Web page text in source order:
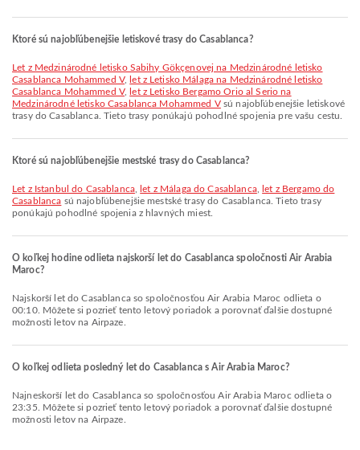
Ktoré sú najobľúbenejšie letiskové trasy do Casablanca?
let z Medzinárodné letisko Sabihy Gökçenovej na Medzinárodné letisko
Casablanca Mohammed V,
let z Letisko Málaga na Medzinárodné letisko
Casablanca Mohammed V,
let z Letisko Bergamo Orio al Serio na
Medzinárodné letisko Casablanca Mohammed Vsú najobľúbenejšie letiskové
trasy do Casablanca. Tieto trasy ponúkajú pohodlné spojenia pre vašu cestu.
Ktoré sú najobľúbenejšie mestské trasy do Casablanca?
let z Istanbul do Casablanca, let z Málaga do Casablanca,
let z Bergamo do
Casablanca sú najobľúbenejšie mestské trasy do Casablanca. Tieto trasy
ponúkajú pohodlné spojenia z hlavných miest.
O koľkej hodine odlieta najskorší let do Casablanca spoločnosti Air Arabia
Maroc?
Najskorší let do Casablanca so spoločnosťou Air Arabia Maroc odlieta o
00:10. Môžete si pozrieť tento letový poriadok a porovnať ďalšie dostupné
možnosti letov na Airpaze.
O koľkej odlieta posledný let do Casablanca s Air Arabia Maroc?
Najneskorší let do Casablanca so spoločnosťou Air Arabia Maroc odlieta o
23:35. Môžete si pozrieť tento letový poriadok a porovnať ďalšie dostupné
možnosti letov na Airpaze.